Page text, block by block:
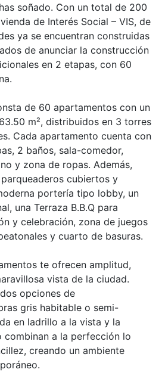
soñado. Con un total de 200
de Interés Social – VIS, de
ya se encuentran construidas
de anunciar la construcción
en 2 etapas, con 60
de 60 apartamentos con un
m², distribuidos en 3 torres
Cada apartamento cuenta con
2 baños, sala-comedor,
y zona de ropas. Además,
cubiertos y
portería tipo lobby, un
una Terraza B.B.Q para
y celebración, zona de juegos
y cuarto de basuras.
te ofrecen amplitud,
vista de la ciudad.
opciones de
gris habitable o semi-
en ladrillo a la vista y la
combinan a la perfección lo
creando un ambiente